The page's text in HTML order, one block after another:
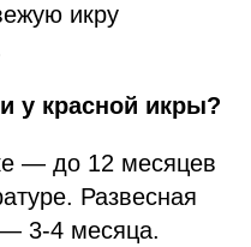
икру
у красной икры?
— до 12 месяцев
Развесная
3-4 месяца.